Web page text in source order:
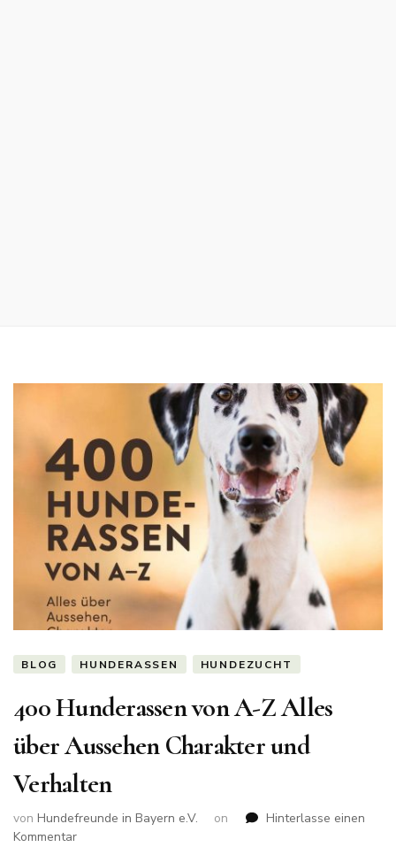
BLOG HUNDERASSEN HUNDEZUCHT
400 Hunderassen von A-Z Alles
über Aussehen Charakter und
Verhalten
von Hundefreunde in Bayern e.V. on
Hinterlasse einen
Kommentarzu